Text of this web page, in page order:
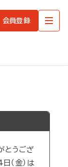
会員登録
とうござ
（金）は